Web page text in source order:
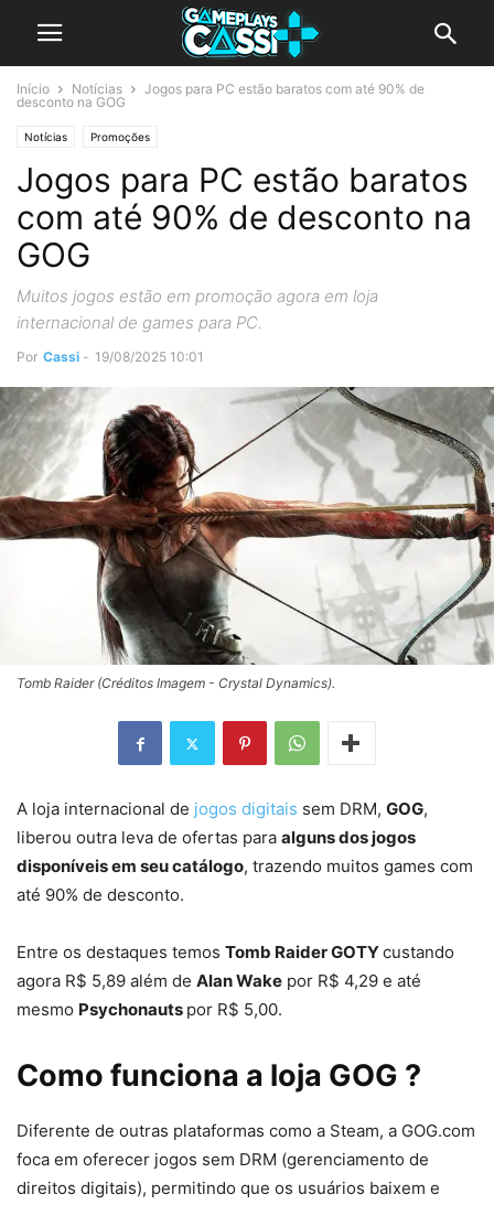
Início Notícias
Jogos para PC estão baratos com até 90% de
desconto na GOG
Notícias Promoções
Jogos para PC estão baratos
com até 90% de desconto na
GOG
Muitos jogos estão em promoção agora em loja
internacional de games para PC.
Por Cassi - 19/08/2025 10:01
Tomb Raider (Créditos Imagem - Crystal Dynamics).
A loja internacional de jogos digitais sem DRM, GOG,
liberou outra leva de ofertas para alguns dos jogos
disponíveis em seu catálogo, trazendo muitos games com
até 90% de desconto.
Entre os destaques temos Tomb Raider GOTYcustando
agora R$ 5,89 além de Alan Wake por R$ 4,29 e até
mesmo Psychonauts por R$ 5,00.
Como funciona a loja GOG ?
Diferente de outras plataformas como a Steam, a GOG.com
foca em oferecer jogos sem DRM (gerenciamento de
direitos digitais), permitindo que os usuários baixem e